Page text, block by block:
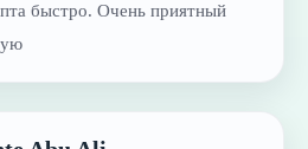
быстро. Очень приятный